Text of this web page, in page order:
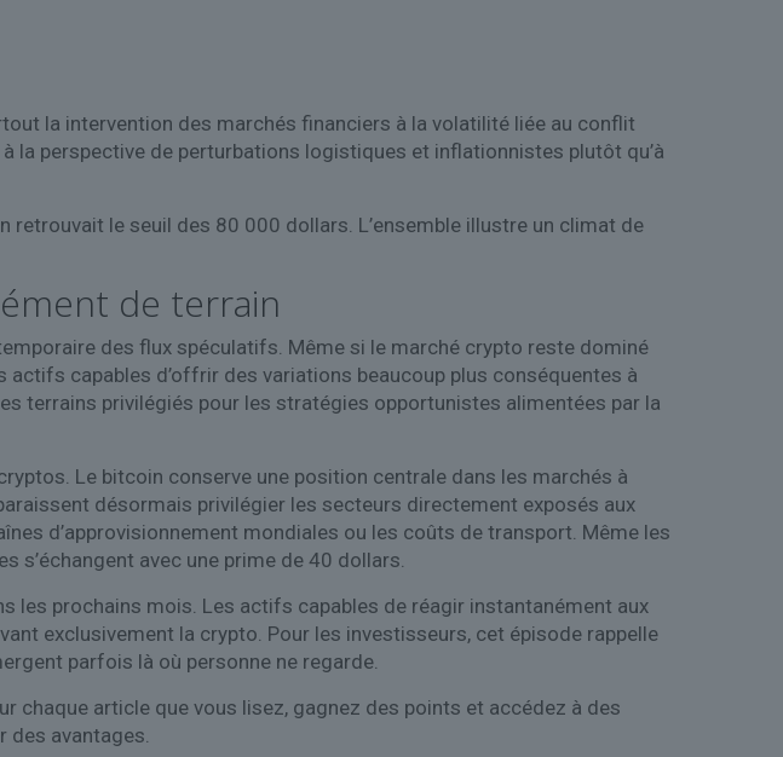
la intervention des marchés financiers à la volatilité liée au conflit
la perspective de perturbations logistiques et inflationnistes plutôt qu’à
le seuil des 80 000 dollars. L’ensemble illustre un climat de
de terrain
des flux spéculatifs. Même si le marché crypto reste dominé
capables d’offrir des variations beaucoup plus conséquentes à
terrains privilégiés pour les stratégies opportunistes alimentées par la
Le bitcoin conserve une position centrale dans les marchés à
désormais privilégier les secteurs directement exposés aux
d’approvisionnement mondiales ou les coûts de transport. Même les
s’échangent avec une prime de 40 dollars.
les prochains mois. Les actifs capables de réagir instantanément aux
exclusivement la crypto. Pour les investisseurs, cet épisode rappelle
parfois là où personne ne regarde.
chaque article que vous lisez, gagnez des points et accédez à des
des avantages.